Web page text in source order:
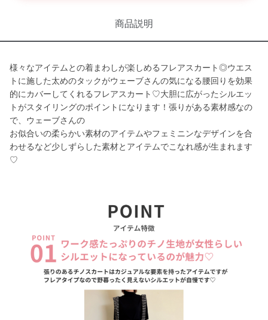
商品説明
様々なアイテムとの着まわしが楽しめるフレアスカート◎ウエス
トに施した太めのタックがウェーブさんの気になる腰回りを効果
的にカバーしてくれるフレアスカート♡大胆に広がったシルエッ
トがスタイリングのポイントになります！張りがある素材感なの
で、ウェーブさんの
お似合いの柔らかい素材のアイテムやフェミニンなデザインを合
わせるなど少しずらした素材とアイテムでこなれ感が生まれます
♡